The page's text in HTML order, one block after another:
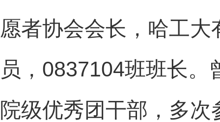
愿者协会会长，哈工
员，0837104班班长
院级优秀团干部，多次